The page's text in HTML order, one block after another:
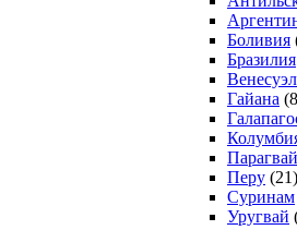
Боливия
Бразилия
Гайана
Парагвай
Перу (21)
Суринам
Уругвай